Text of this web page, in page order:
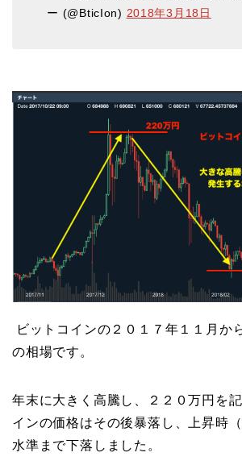
ー (@BticIon) 2018年3月18日
ビットコインの２０１７年１１月か
の相場です。
年末に大きく高騰し、２２０万円を
インの価格はその後暴落し、上昇時
水準まで下落しました。